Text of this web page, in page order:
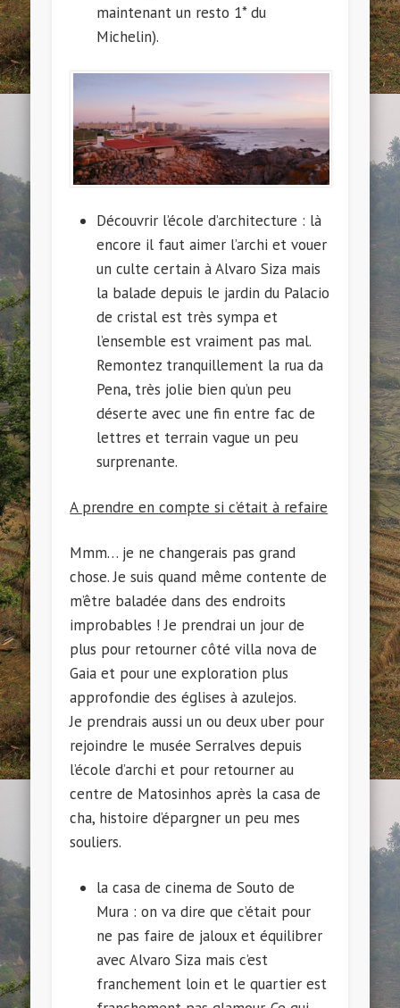
maintenant un resto 1* du
Michelin).
Découvrir l’école d’architecture : là
encore il faut aimer l’archi et vouer
un culte certain à Alvaro Siza mais
la balade depuis le jardin du Palacio
de cristal est très sympa et
l’ensemble est vraiment pas mal.
Remontez tranquillement la rua da
Pena, très jolie bien qu’un peu
déserte avec une fin entre fac de
lettres et terrain vague un peu
surprenante.
A prendre en compte si c’était à refaire
Mmm… je ne changerais pas grand
chose. Je suis quand même contente de
m’être baladée dans des endroits
improbables ! Je prendrai un jour de
plus pour retourner côté villa nova de
Gaia et pour une exploration plus
approfondie des églises à azulejos.
Je prendrais aussi un ou deux uber pour
rejoindre le musée Serralves depuis
l’école d’archi et pour retourner au
centre de Matosinhos après la casa de
cha, histoire d’épargner un peu mes
souliers.
la casa de cinema de Souto de
Mura : on va dire que c’était pour
ne pas faire de jaloux et équilibrer
avec Alvaro Siza mais c’est
franchement loin et le quartier est